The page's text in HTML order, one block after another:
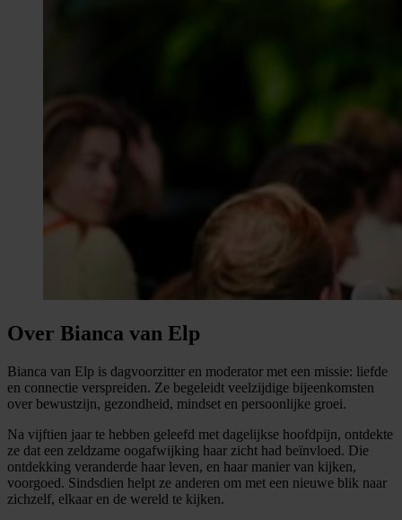
Over Bianca van Elp
Bianca van Elp is dagvoorzitter en moderator met een missie: liefde
en connectie verspreiden. Ze begeleidt veelzijdige bijeenkomsten
over bewustzijn, gezondheid, mindset en persoonlijke groei.
Na vijftien jaar te hebben geleefd met dagelijkse hoofdpijn, ontdekte
ze dat een zeldzame oogafwijking haar zicht had beïnvloed. Die
ontdekking veranderde haar leven, en haar manier van kijken,
voorgoed. Sindsdien helpt ze anderen om met een nieuwe blik naar
zichzelf, elkaar en de wereld te kijken.